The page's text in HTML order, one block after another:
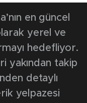
en güncel
yerel ve
hedefliyor.
yakından takip
detaylı
yelpazesi